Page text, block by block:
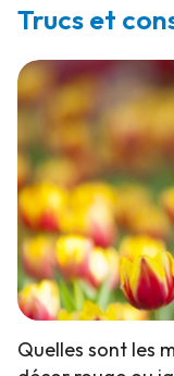
Trucs et
Quelles sont les